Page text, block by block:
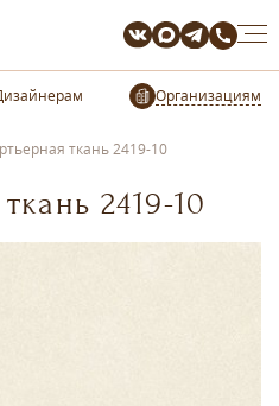
Организациям
ткань 2419-10
2419-10